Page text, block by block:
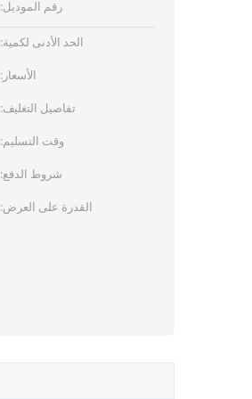
رقم الموديل:
الحد الأدنى لكمية:
الأسعار:
تفاصيل التغليف:
وقت التسليم:
شروط الدفع:
القدرة على العرض: